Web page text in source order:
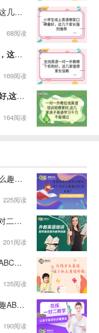
小学生线上英语哪家口碑最好，这几个家长强烈推荐
68阅读
在线英语一对一外教哪个机构好，这几家值得家长信赖
169阅读
一对一外教在线英语培训班哪家好,这几家孩子英语学习千万不能错
164阅读
在线英语口语学习哪家好？为什么趣趣ABC受青睐？
225阅读
趣趣ABC坚守教育行业标准，一对二课程模式受认可
201阅读
在线教育模式日趋多元化，趣趣ABC教学服务显特色
135阅读
在线英语教育需求持续上升，趣趣ABC一对二模式获认可
190阅读